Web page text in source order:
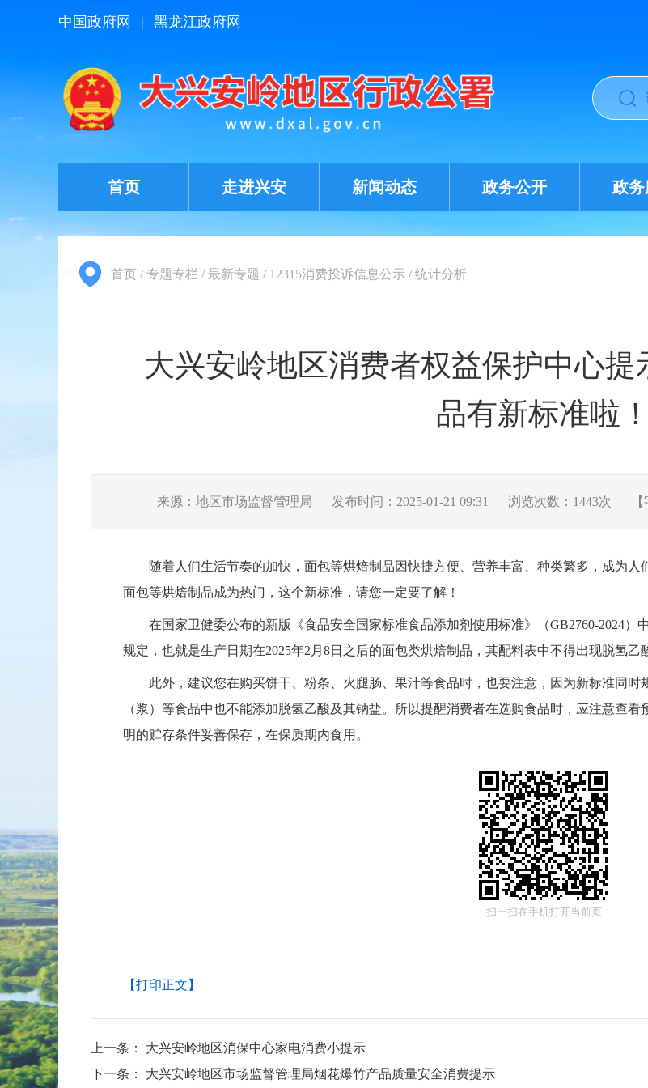
中国政府网 | 黑龙江政府网
首页 走进兴安 新闻动态 政务公开 政
首页 /专题专栏 /最新专题 / 12315消费投诉信息公示 /统计分析
大兴安岭地区消费者权益保护中心提
品有新标准啦！
来源：地区市场监督管理局 发布时间：2025-01-21 09:31 浏览次数： 1443次
随着人们生活节奏的加快，面包等烘焙制品因快捷方便、营养丰富、种类繁多，成为
面包等烘焙制品成为热门，这个新标准，请您一定要了解！
在国家卫健委公布的新版《食品安全国家标准食品添加剂使用标准》（GB2760-2024）
规定，也就是生产日期在2025年2 月 8日之后的面包类烘焙制品，其配料表中不得出现脱氢乙
此外，建议您在购买饼干、粉条、火腿肠、果汁等食品时，也要注意，因为新标准同
（浆）等食品中也不能添加脱氢乙酸及其钠盐。所以提醒消费者在选购食品时，应注意查
明的贮存条件妥善保存，在保质期内食用。
扫一扫在手机打开当前页
【打印正文】
上一条：
大兴安岭地区消保中心家电消费小提示
下一条：
大兴安岭地区市场监督管理局烟花爆竹产品质量安全消费提示